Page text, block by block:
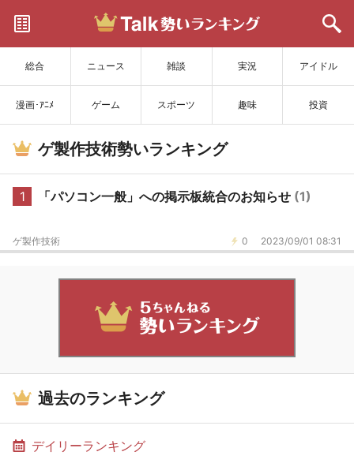
総合 ニュース 雑談 実況 アイドル
漫画･ｱﾆﾒ ゲーム スポーツ 趣味 投資
サイトを更新
ゲ製作技術勢いランキング
1 「パソコン一般」への掲示板統合のお知らせ (1)
0 2023/09/01 08:31
ゲ製作技術
過去のランキング
デイリーランキング